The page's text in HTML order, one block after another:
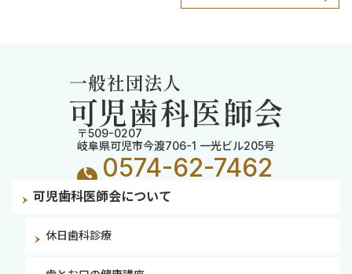
〒509-0207
岐阜県可児市今渡706-1 一光ビル205号
0574-62-7462
可児歯科医師会について
休日歯科診療